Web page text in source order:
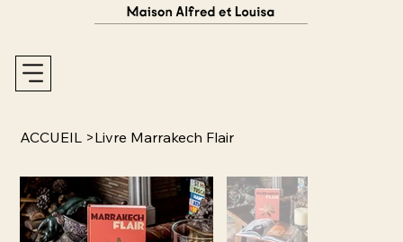
ACCUEIL >Livre Marrakech Flair